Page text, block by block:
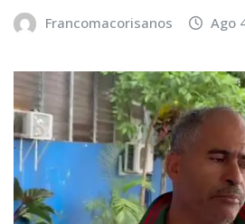
Francomacorisanos Ago